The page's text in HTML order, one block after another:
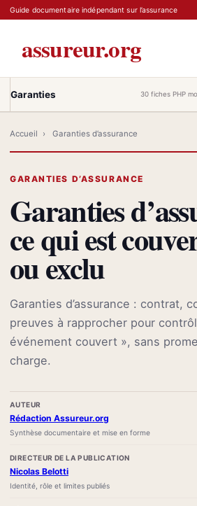
Guide documentaire indépendant sur l’assurance
assureur.org
Garanties 30 fiches PHP
Accueil › Garanties d’assurance
GARANTIES D’ASSURANCE
Garanties
ce qui est
ou exclu
Garanties d’assurance : contrat,
preuves à rapprocher pour
événement couvert », sans
charge.
AUTEUR
Rédaction Assureur.org
Synthèse documentaire et mise en forme
DIRECTEUR DE LA PUBLICATION
Nicolas Belotti
Identité, rôle et limites publiés